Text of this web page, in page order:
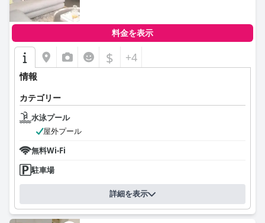
料金を表示
$ +4
情報
カテゴリー
水泳プール
屋外プール
無料Wi-Fi
駐車場
詳細を表示